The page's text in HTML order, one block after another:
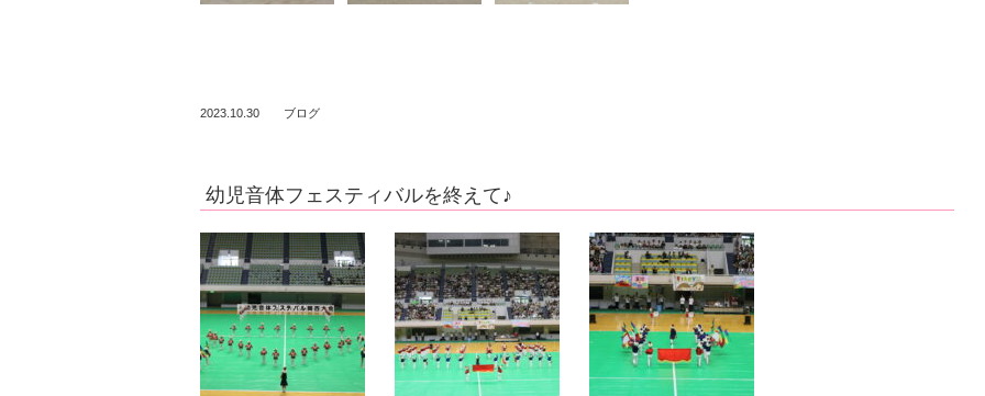
2023.10.30 ブログ
幼児音体フェスティバルを終えて♪